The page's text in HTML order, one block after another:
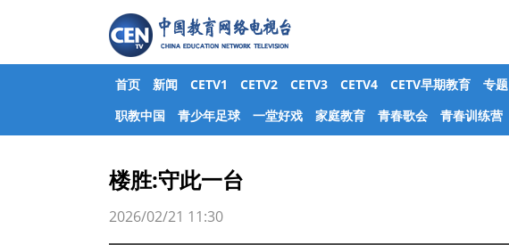
首页 新闻 CETV1 CETV2 CETV3 CETV4 CETV早期教育 专题
职教中国
青少年足球 一堂好戏 家庭教育 青春歌会 青春训练营
楼胜:守此一台
2026/02/21 11:30